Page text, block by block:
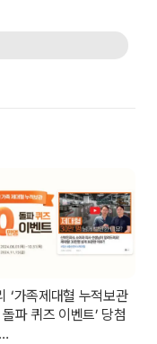
‘가족제대혈 누적보관
파 퀴즈 이벤트’ 당첨